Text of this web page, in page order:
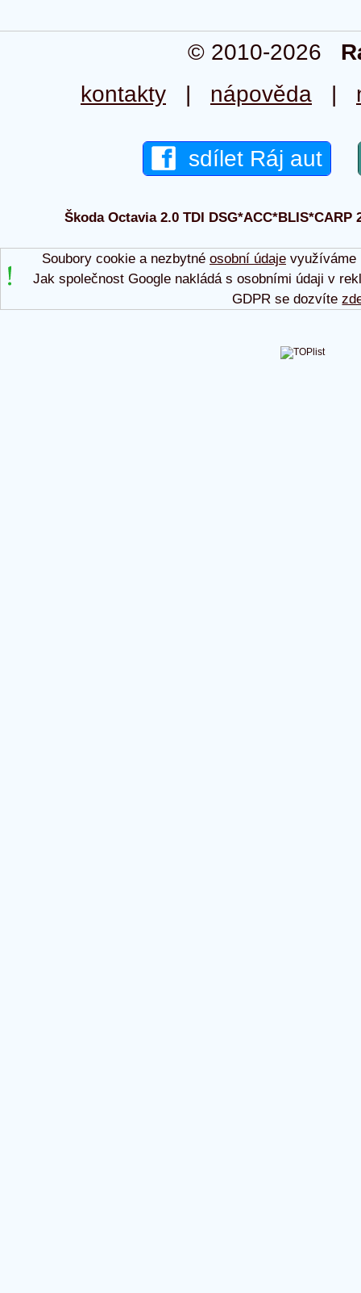
© 2010-2026
kontakty | nápověda |
sdílet Ráj aut
Škoda Octavia 2.0 TDI
Soubory cookie a nezbytné osobní údajevyužíváme
Jak společnost Google nakládá s osobními údaji v
GDPR se dozvíte